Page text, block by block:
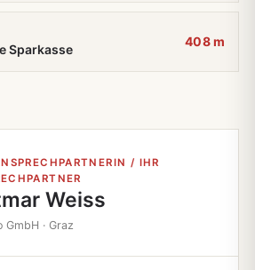
Sparkasse
408 m
/ IHR
Weiss
GmbH · Graz